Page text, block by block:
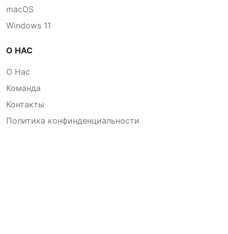
macOS
Windows 11
О НАС
О Нас
Команда
Контакты
Политика конфинденциальности